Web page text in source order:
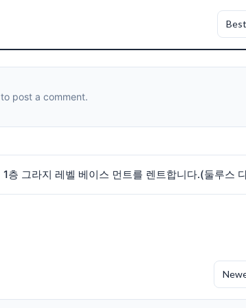
to post a comment.